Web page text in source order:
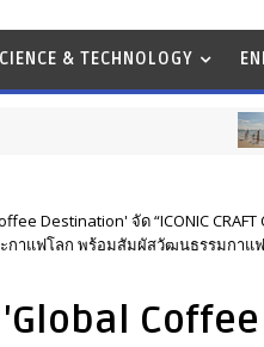
& TECHNOLOGY
TRAVEL
Destination' จัด “ICONIC CRAFT
กาแฟโลก พร้อมสัมผัสวัฒนธรรมกาแ